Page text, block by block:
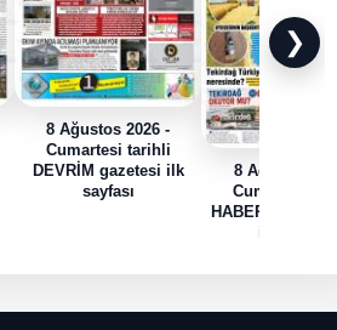
8 Ağustos 2026 -
Cumartesi tarihli
DEVRİM gazetesi ilk
sayfası
8 Ağustos
Cumartesi
HABER TRAK
❯